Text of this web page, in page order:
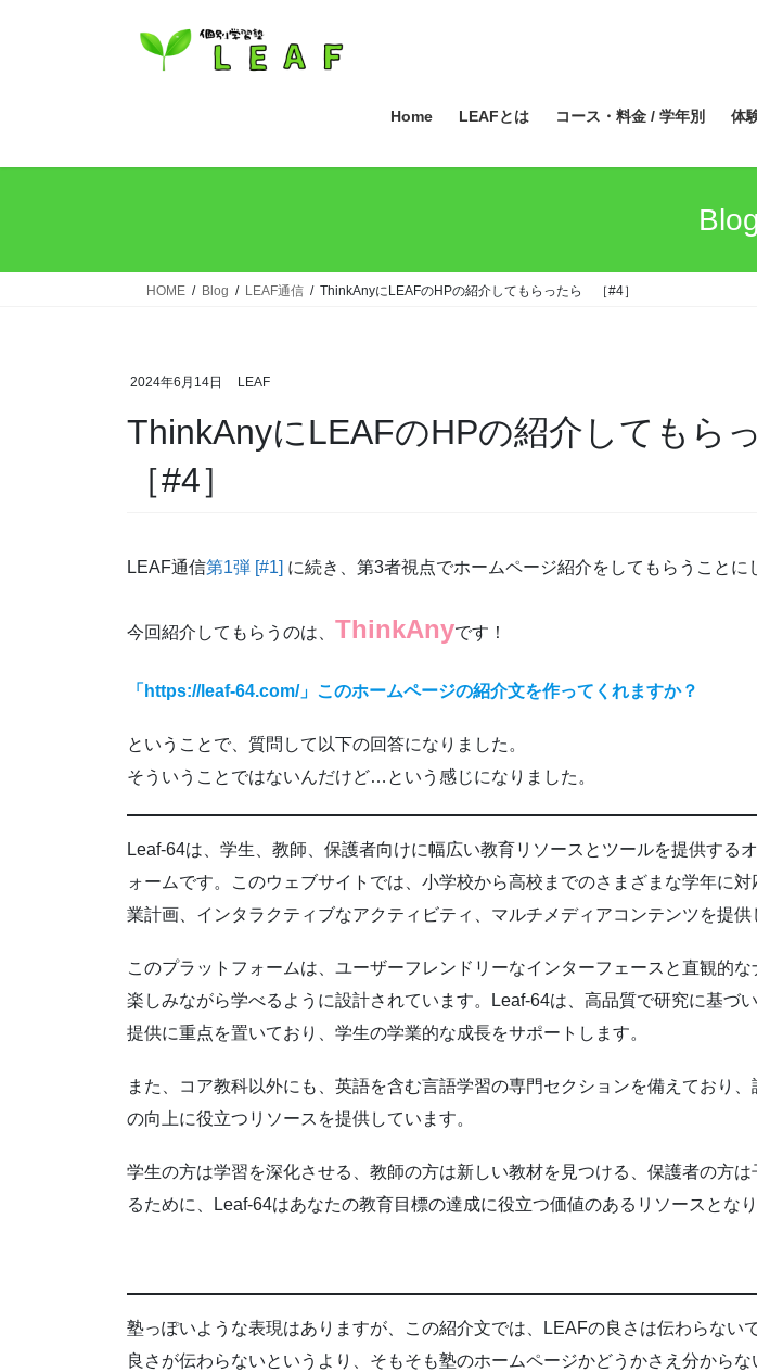
ス
ン
Home LEAFとは コース・料金 / 学年別 体
Blog
HOME Blog LEAF通信 ThinkAnyにLEAFのHPの紹介してもらったら ［#4］
2024年6月14日 LEAF
ThinkAnyにLEAFのHPの紹介してもら
［#4］
LEAF通信第1弾 [#1] に続き、第3者視点でホームページ紹介をしてもらうことに
今回紹介してもらうのは、 ThinkAnyです！
「https://leaf-64.com/」このホームページの紹介文を作ってくれますか？
ということで、質問して以下の回答になりました。
そういうことではないんだけど…という感じになりました。
Leaf-64は、学生、教師、保護者向けに幅広い教育リソースとツールを提供する
ォームです。このウェブサイトでは、小学校から高校までのさまざまな学年に
業計画、インタラクティブなアクティビティ、マルチメディアコンテンツを提供
このプラットフォームは、ユーザーフレンドリーなインターフェースと直観的な
楽しみながら学べるように設計されています。Leaf-64は、高品質で研究に基づ
提供に重点を置いており、学生の学業的な成長をサポートします。
また、コア教科以外にも、英語を含む言語学習の専門セクションを備えており、
の向上に役立つリソースを提供しています。
学生の方は学習を深化させる、教師の方は新しい教材を見つける、保護者の方
るために、Leaf-64はあなたの教育目標の達成に役立つ価値のあるリソースとなり
塾っぽいような表現はありますが、この紹介文では、LEAFの良さは伝わらない
良さが伝わらないというより、そもそも塾のホームページかどうかさえ分から